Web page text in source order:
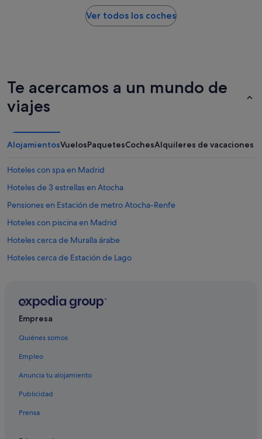
Ver todos los coches
Te acercamos a un mundo de
viajes
AlojamientosVuelosPaquetesCochesAlquileres de vacaciones
Hoteles con spa en Madrid
Hoteles de 3 estrellas en Atocha
Pensiones en Estación de metro Atocha-Renfe
Hoteles con piscina en Madrid
Hoteles cerca de Muralla árabe
Hoteles cerca de Estación de Lago
Hoteles de 4 estrellas en Madrid
Hoteles cerca de Parroquia de Santa Cristina
Madrid hoteles
Hoteles boutique en Distrito Centro de Madrid
Hoteles de 3 estrellas en Moncloa - Argüelles
Empresa
Quiénes somos
Empleo
Anuncia tu alojamiento
Publicidad
Prensa